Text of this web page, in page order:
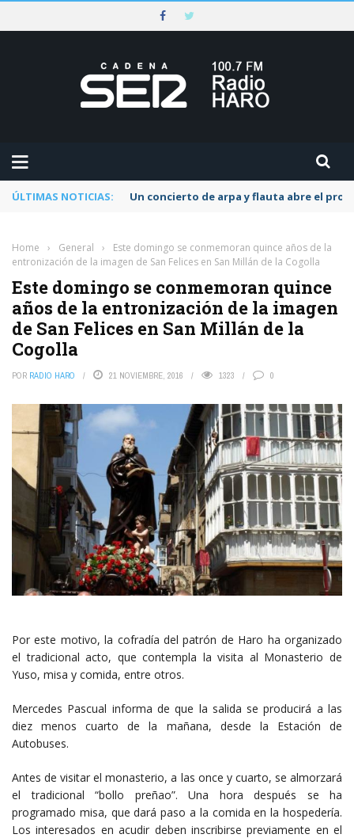
ÚLTIMAS NOTICIAS: Un concierto de arpa y flauta abre el
Home › General ›
Este domingo se conmemoran quince años de la
entronización de la imagen de San Felices en San Millán de la Cogolla
Este domingo se conmemoran quince
años de la entronización de la imagen
de San Felices en San Millán de la
Cogolla
POR RADIO HARO 21 NOVIEMBRE, 2016 1323 0
Por este motivo, la cofradía del patrón de Haro ha organizado
el tradicional acto, que contempla la visita al Monasterio de
Yuso, misa y comida, entre otros.
Mercedes Pascual informa de que la salida se producirá a las
diez menos cuarto de la mañana, desde la Estación de
Autobuses.
Antes de visitar el monasterio, a las once y cuarto, se almorzará
el tradicional “bollo preñao”. Una hora después se ha
programado misa, que dará paso a la comida en la hospedería.
Los interesados en acudir deben inscribirse previamente en el